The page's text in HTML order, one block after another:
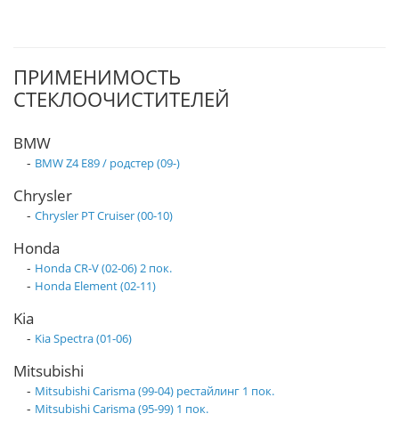
ПРИМЕНИМОСТЬ
СТЕКЛООЧИСТИТЕЛЕЙ
BMW
- BMW Z4 E89 / родстер (09-)
Chrysler
- Chrysler PT Cruiser (00-10)
Honda
- Honda CR-V (02-06) 2 пок.
- Honda Element (02-11)
Kia
- Kia Spectra (01-06)
Mitsubishi
- Mitsubishi Carisma (99-04) рестайлинг 1 пок.
- Mitsubishi Carisma (95-99) 1 пок.